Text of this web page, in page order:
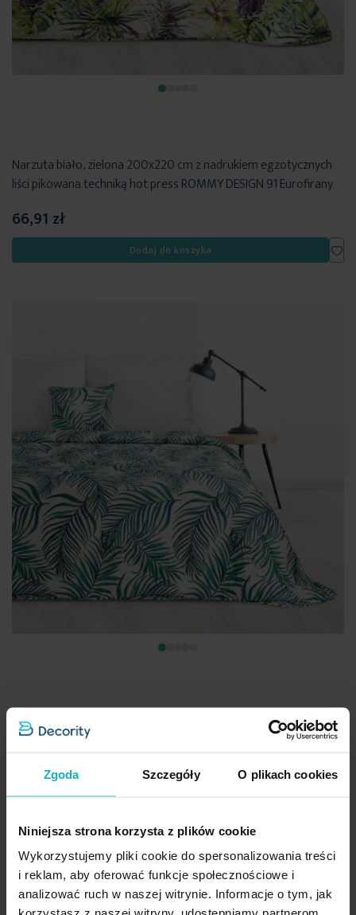
Zgoda Szczegóły O plikach cookies
Niniejsza strona korzysta z plików cookie
Wykorzystujemy pliki cookie do spersonalizowania treści
i reklam, aby oferować funkcje społecznościowe i
analizować ruch w naszej witrynie. Informacje o tym, jak
Narzuta biało, zielona 200x220 cm z nadrukiem egzotycznych
liści pikowana techniką hot press ROMMY DESIGN 91 Eurofirany
66,91 zł
Dodaj do koszyka
Narzuta biało, niebieska 200x220 cm z nadrukiem palmowych
liści pikowana techniką hot press PALMS 2 DESIGN 91 Eurofirany
66,91 zł